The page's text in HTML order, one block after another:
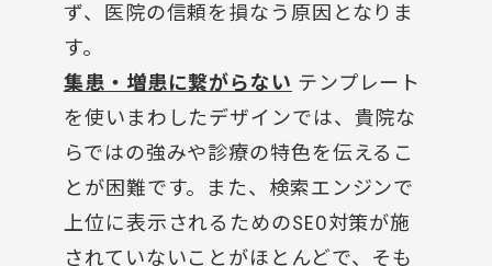
ず、医院の信頼を損なう原因となりま
す。
集患・増患に繋がらない テンプレート
を使いまわしたデザインでは、貴院な
らではの強みや診療の特色を伝えるこ
とが困難です。また、検索エンジンで
上位に表示されるためのSEO対策が施
されていないことがほとんどで、そも